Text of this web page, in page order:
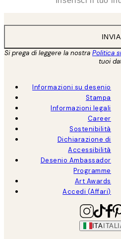
INVIA
Si prega di leggere la nostra Politica
tuoi
Informazioni su desenio
Stampa
Informazioni legali
Career
Sostenibilità
Dichiarazione di
Accessibilità
Desenio Ambassador
Programme
Art Awards
Accedi (Affari)
ITA